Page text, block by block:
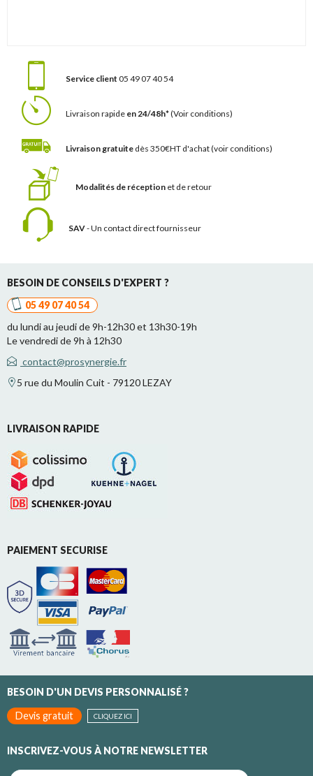
Service client 05 49 07 40 54
Livraison rapide en 24/48h*(Voir conditions)
Livraison gratuite dès 350€HT d'achat(voir conditions)
Modalités de réception et de retour
SAV- Un contact direct fournisseur
BESOIN DE CONSEILS D'EXPERT ?
05 49 07 40 54
du lundi au jeudi de 9h-12h30 et 13h30-19h
Le vendredi de 9h à 12h30
contact@prosynergie.fr
5 rue du Moulin Cuit - 79120 LEZAY
LIVRAISON RAPIDE
PAIEMENT SECURISE
BESOIN D'UN DEVIS PERSONNALISÉ ?
Devis gratuit
CLIQUEZ ICI
INSCRIVEZ-VOUS À NOTRE NEWSLETTER